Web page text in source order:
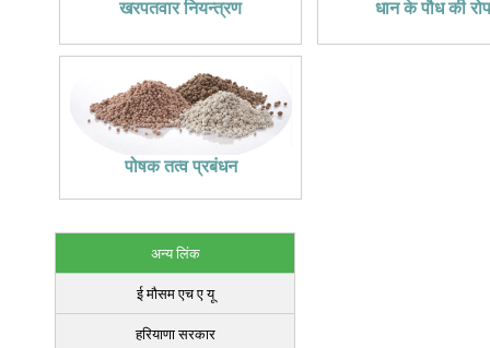
खरपतवार नियन्त्रण धान के पौध की
पोषक तत्व प्रबंधन
अन्य लिंक
ई मौसम एच ए यू
हरियाणा सरकार